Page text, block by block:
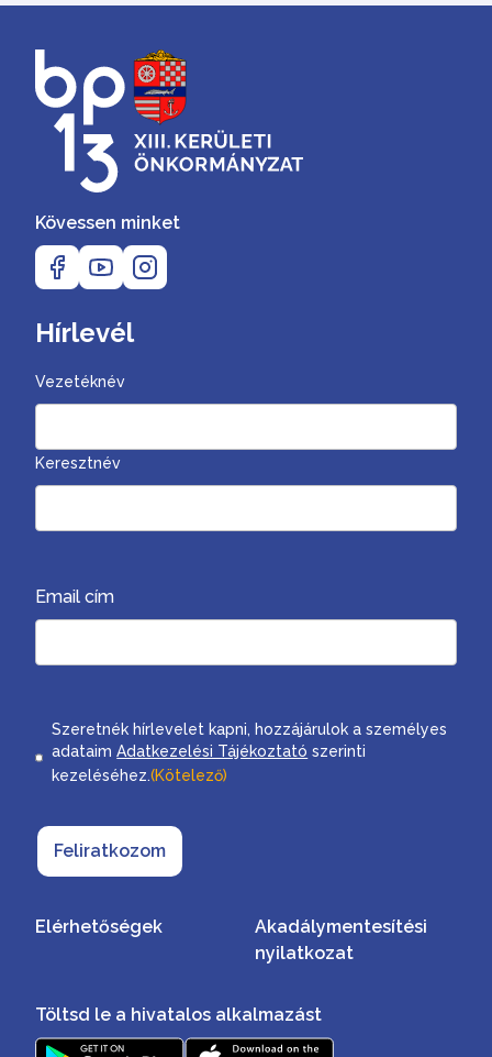
Kövessen minket
Hírlevél
Vezetéknév
Keresztnév
Email cím
Consent
Szeretnék hírlevelet kapni, hozzájárulok a személyes
adataimAdatkezelési Tájékoztató szerinti
kezeléséhez.(Kötelező)
Feliratkozom
Elérhetőségek
Akadálymentesítési
nyilatkozat
Töltsd le a hivatalos alkalmazást